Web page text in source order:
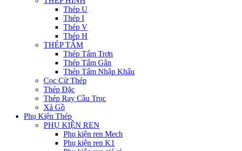
Thép U
Thép I
Thép V
Thép H
THÉP TẤM
Thép Tấm Trơn
Thép Tấm Gân
Thép Tấm Nhập Khẩu
Cọc Cừ Thép
Thép Đặc
Thép Ray Cầu Trục
Xà Gồ
Phụ Kiện Thép
PHỤ KIỆN REN
Phụ kiện ren Mech
Phụ kiện ren K1